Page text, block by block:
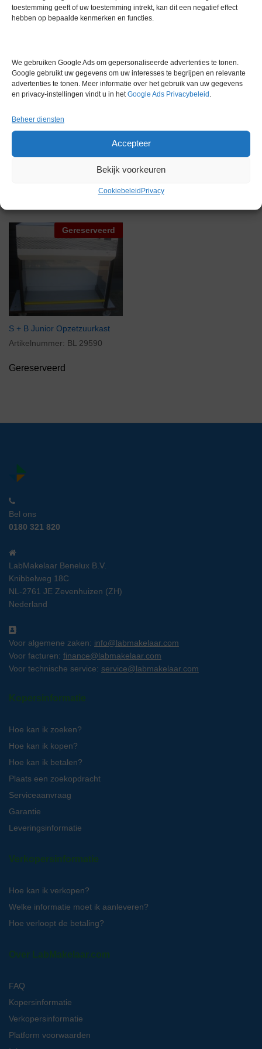
toestemming geeft of uw toestemming intrekt, kan dit een negatief effect
hebben op bepaalde kenmerken en functies.
We gebruiken Google Ads om gepersonaliseerde advertenties te tonen.
Google gebruikt uw gegevens om uw interesses te begrijpen en relevante
advertenties te tonen. Meer informatie over het gebruik van uw gegevens
en privacy-instellingen vindt u in hetGoogle Ads Privacybeleid .
Beheer diensten
Accepteer
Bekijk voorkeuren
Cookiebeleid Privacy
* Technisch en optisch in zeer goede staat
* Direct inzetbaar
Gewicht 0,0 kg
Gerelateerde producten
Gereserveerd
S + B Junior Opzetzuurkast
Artikelnummer: BL 29590
Gereserveerd
Bel ons
0180 321 820
LabMakelaar Benelux B.V.
Knibbelweg 18C
NL-2761 JE Zevenhuizen (ZH)
Nederland
Voor algemene zaken: info@labmakelaar.com
Voor facturen: finance@labmakelaar.com
Voor technische service: service@labmakelaar.com
Kopersinformatie
Hoe kan ik zoeken?
Hoe kan ik kopen?
Hoe kan ik betalen?
Plaats een zoekopdracht
Serviceaanvraag
Garantie
Leveringsinformatie
Verkopersinformatie
Hoe kan ik verkopen?
Welke informatie moet ik aanleveren?
Hoe verloopt de betaling?
Over LabMakelaar.com
FAQ
Kopersinformatie
Verkopersinformatie
Platform voorwaarden